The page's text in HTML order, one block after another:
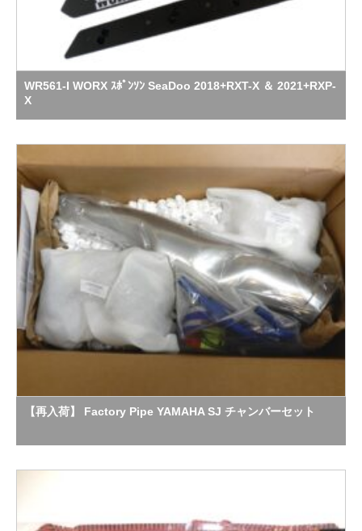
WR561-I WORX ｽﾎﾟﾝｿﾝ SeaDoo 2018+RXT-X ＆ 2021+RXP-
X
【再入荷】 Factory Pipe YAMAHA SJ チャンバーセット